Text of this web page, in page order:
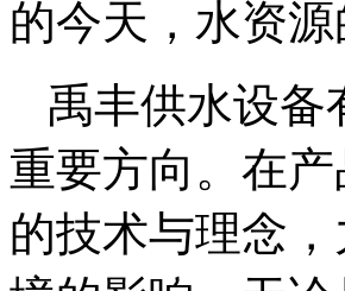
的今天，水资
禹丰供水设备
重要方向。在
的技术与理念